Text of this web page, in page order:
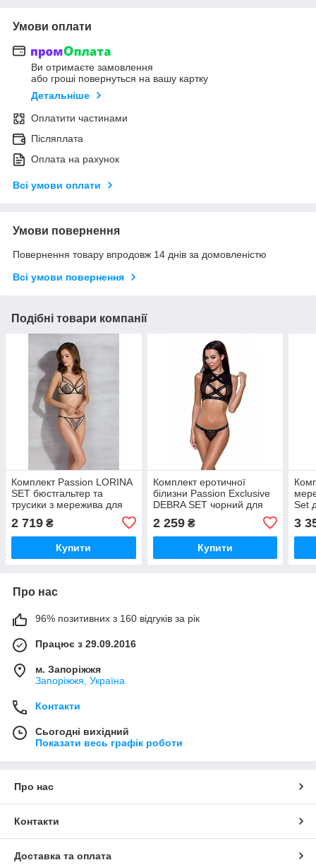
Умови оплати
Ви отримаєте замовлення
або гроші повернуться на вашу картку
Детальніше
Оплатити частинами
Післяплата
Оплата на рахунок
Всі умови оплати
Умови повернення
Повернення товару впродовж 14 днів за домовленістю
Всі умови повернення
Подібні товари компанії
Комплект Passion LORINA
SET бюстгальтер та
трусики з мережива для
повсякденного носіння
2 719 ₴
Купити
Комплект еротичної
білизни Passion Exclusive
DEBRA SET чорний для
повсякденного носіння з
топом та трусиками
2 259₴
Купити
Set
для
3
Про нас
96% позитивних з 160 відгуків за рік
Працює з 29.09.2016
м. Запоріжжя
Запоріжжя, Україна
Контакти
Сьогодні вихідний
Показати весь графік роботи
Про нас
Контакти
Доставка та оплата